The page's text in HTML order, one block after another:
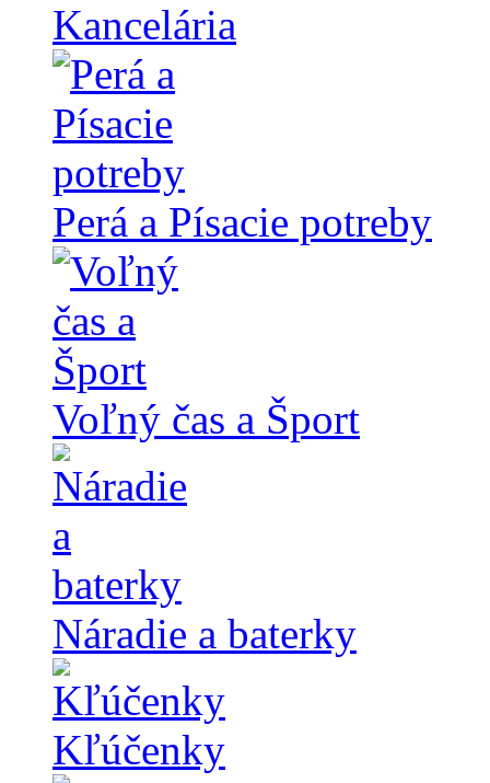
Kancelária
Perá a Písacie potreby
Voľný čas a Šport
Náradie a baterky
Kľúčenky